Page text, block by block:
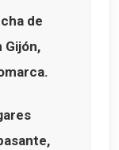
de
Gijón,